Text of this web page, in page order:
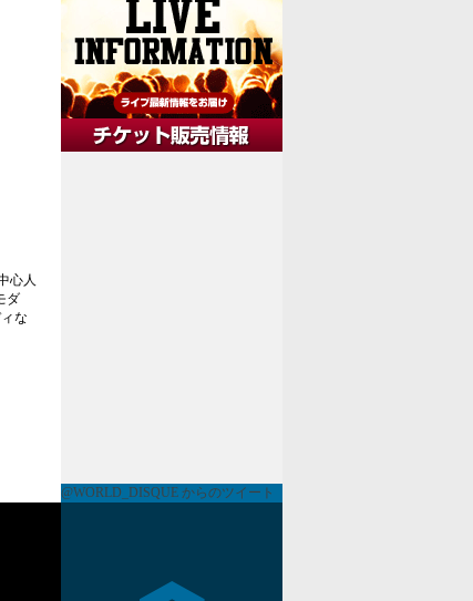
心人
ダ
な
@WORLD_DISQUE からのツイート